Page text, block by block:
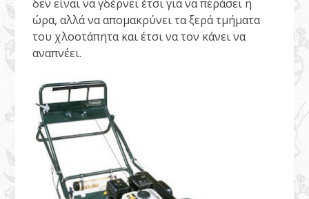
δεν είναι να γδέρνει έτσι για να περάσει η
ώρα, αλλά να απομακρύνει τα ξερά τμήματα
του χλοοτάπητα και έτσι να τον κάνει να
αναπνέει.